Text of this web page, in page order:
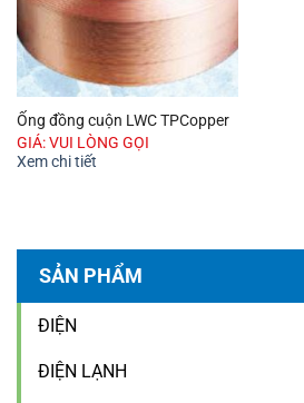
SẢN PHẨM
ĐIỆN
ĐIỆN LẠNH
Ống đồng cuộn LWC TPCopper
GIÁ: VUI LÒNG GỌI
Xem chi tiết